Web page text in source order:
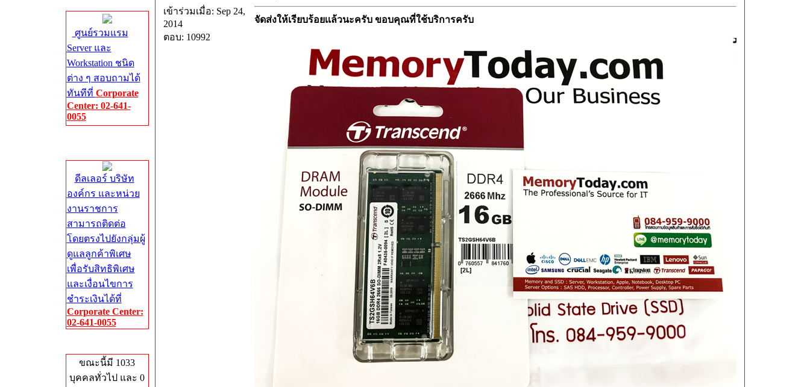
ศูนย์รวมแรม
Server และ
Workstation ชนิด
ต่าง ๆ สอบถามได้
ทันทีที่ Corporate
Center: 02-641-
0055
ดีลเลอร์ บริษัท
องค์กร และหน่วย
งานราชการ
สามารถติดต่อ
โดยตรงไปยังกลุ่มผู้
ดูแลลูกค้าพิเศษ
เพื่อรับสิทธิพิเศษ
และเงื่อนไขการ
ชำระเงินได้ที่
Corporate Center:
02-641-0055
ขณะนี้มี 1033
บุคคลทั่วไป และ 0
เข้าร่วมเมื่อ: Sep 24,
2014
ตอบ: 10992
จัดส่งให้เรียบร้อยเเล้วนะครับ ขอบคุณที่ใช้บริการครับ